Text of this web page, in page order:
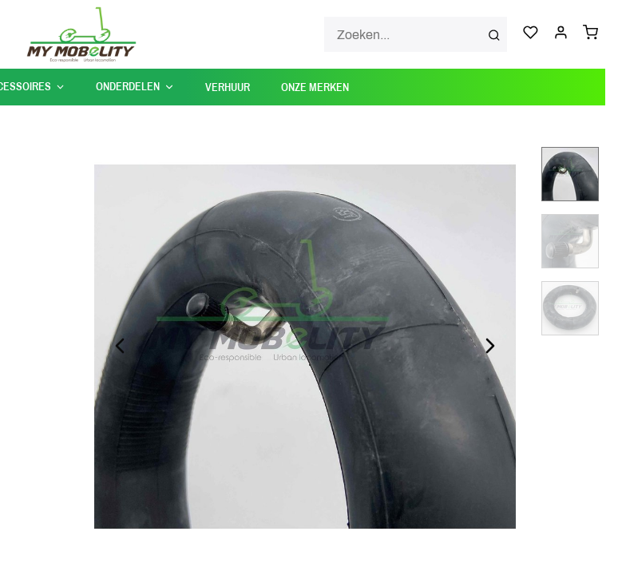
ONDERDELEN VERHUUR ONZE MERKEN
PREVIOUS_SLIDE NEXT_SLIDE